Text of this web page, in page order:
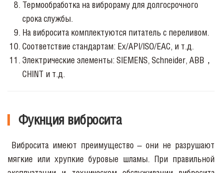
Термообработка на виброраму для долгосрочного
срока службы.
На вибросита комплектуются питатель с переливом.
Соответствие стандартам: Ex/API/ISO/EAC, и т.д.
Электрические элементы: SIEMENS, Schneider, ABB，
CHINT и т.д.
Фукнция вибросита
Вибросита имеют преимущество – они не разрушают
мягкие или хрупкие буровые шламы. При правильной